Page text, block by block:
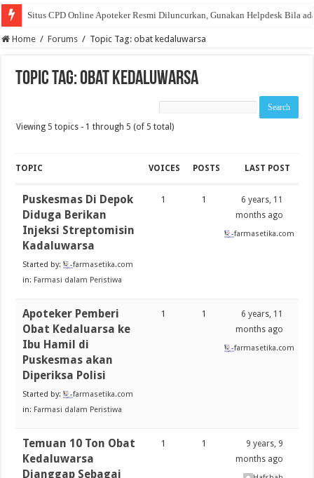
Situs CPD Online Apoteker Resmi Diluncurkan, Gunakan Helpdesk Bila
Home / Forums / Topic Tag: obat kedaluwarsa
Topic Tag: obat kedaluwarsa
Viewing 5 topics - 1 through 5 (of 5 total)
TOPIC VOICES POSTS LAST POST
Puskesmas Di Depok
Diduga Berikan
Injeksi Streptomisin
Kadaluwarsa
Started by:
farmasetika.com
in: Farmasi dalam Peristiwa
1 1
6 years, 11
months ago
farmasetika.com
Apoteker Pemberi
Obat Kedaluarsa ke
Ibu Hamil di
Puskesmas akan
Diperiksa Polisi
Started by:
farmasetika.com
in: Farmasi dalam Peristiwa
1 1
6 years, 11
months ago
farmasetika.com
Temuan 10 Ton Obat
Kedaluwarsa
Dianggap Sebagai
1 1
9 years, 9
months ago